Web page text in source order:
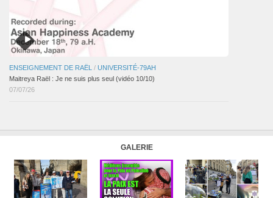
ENSEIGNEMENT DE RAËL / UNIVERSITÉ-79AH
Maitreya Raël : Je ne suis plus seul (vidéo 10/10)
07/07/26
GALERIE